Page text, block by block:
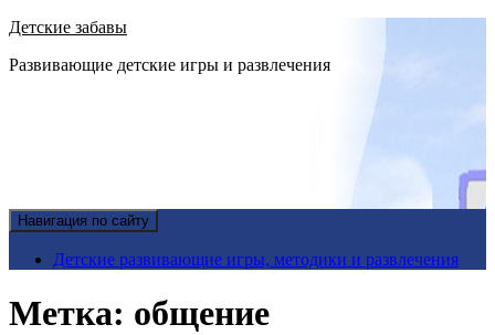
Детские забавы
Развивающие детские игры и развлечения
Навигация по сайту
Детские развивающие игры, методики и развлечения
Метка: общение